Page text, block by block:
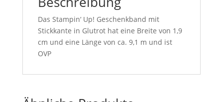
Das Stampin‘ Up! Geschenkband mit
Stickkante in Glutrot hat eine Breite von 1,9
cm und eine Länge von ca. 9,1 m und ist
OVP